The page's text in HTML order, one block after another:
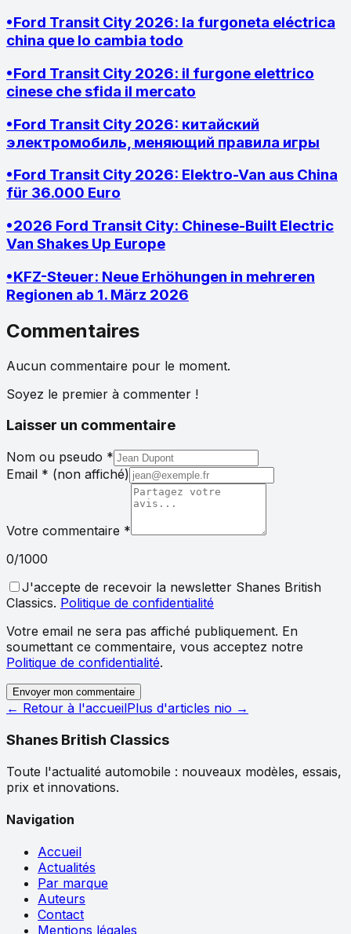
•Ford Transit City 2026: la furgoneta eléctrica
china que lo cambia todo
•Ford Transit City 2026: il furgone elettrico
cinese che sfida il mercato
•Ford Transit City 2026: китайский
электромобиль, меняющий правила игры
•Ford Transit City 2026: Elektro-Van aus China
für 36.000 Euro
•2026 Ford Transit City: Chinese-Built Electric
Van Shakes Up Europe
•KFZ-Steuer: Neue Erhöhungen in mehreren
Regionen ab 1. März 2026
Commentaires
Aucun commentaire pour le moment.
Soyez le premier à commenter !
Laisser un commentaire
Nom ou pseudo *
Email * (non affiché)
Votre commentaire *
0/1000
J'accepte de recevoir la newsletter Shanes British
Classics. Politique de confidentialité
Votre email ne sera pas affiché publiquement. En
soumettant ce commentaire, vous acceptez notre
Politique de confidentialité.
Envoyer mon commentaire
← Retour à l'accueilPlus d'articles nio →
Shanes British Classics
Toute l'actualité automobile : nouveaux modèles, essais,
prix et innovations.
Navigation
Accueil
Actualités
Par marque
Auteurs
Contact
Mentions légales